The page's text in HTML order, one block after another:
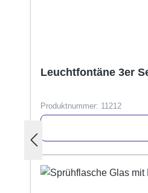
Leuchtfontäne 3er
Produktnummer: 11212